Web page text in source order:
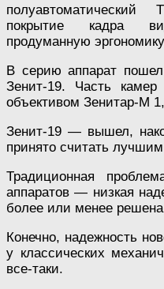
покрытие кадра
продуманную
В серию аппарат
Зенит-19. Часть камер
объективом Зенитар-М
Зенит-19 — вышел,
принято считать
Традиционная
аппаратов — низкая
более или менее
Конечно, надежность
у классических
все-таки.